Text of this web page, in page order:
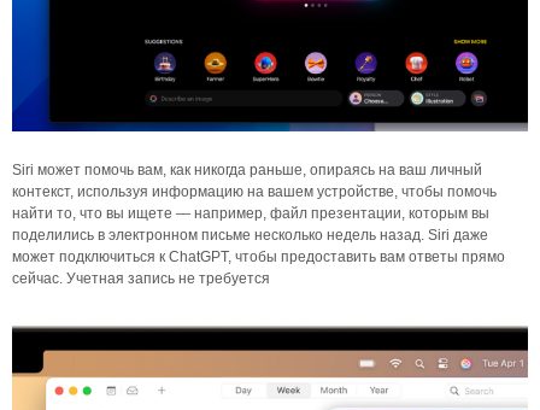
Siri может помочь вам, как никогда раньше, опираясь на ваш личный
контекст, используя информацию на вашем устройстве, чтобы помочь
найти то, что вы ищете — например, файл презентации, которым вы
поделились в электронном письме несколько недель назад. Siri даже
может подключиться к ChatGPT, чтобы предоставить вам ответы прямо
сейчас. Учетная запись не требуется